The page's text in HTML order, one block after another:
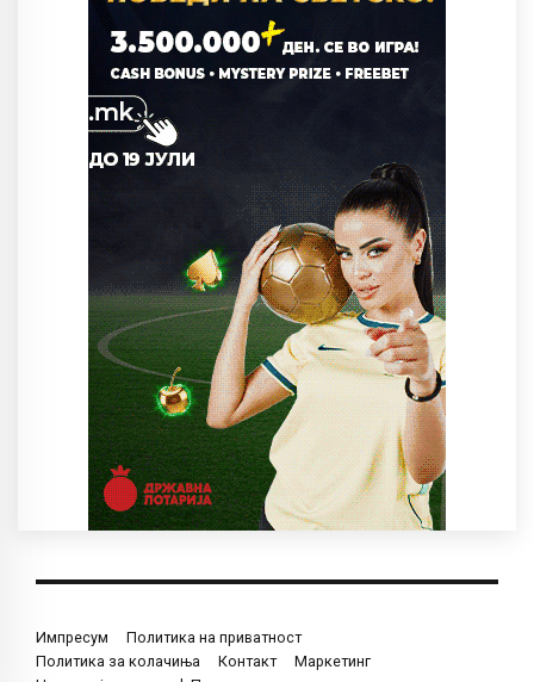
Импресум
Политика на приватност
Политика за колачиња
Контакт
Маркетинг